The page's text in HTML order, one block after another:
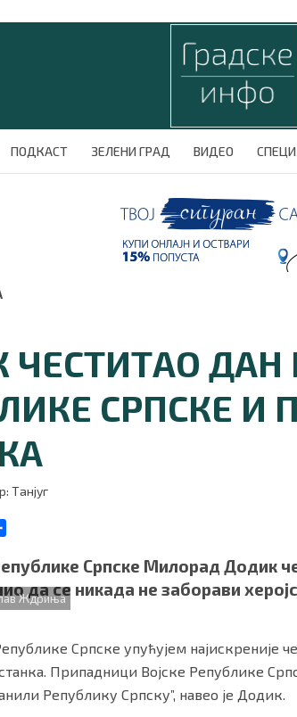
ПОДКАСТ ЗЕЛЕНИ ГРАД ВИДЕО
ЧЕСТИТАО ДАН
СРПСКЕ И
Танјуг
a
e
Српске Милорад Додик
да се никада не заборави
Ждриња
Српске упућујем најискреније
Припадници Војске Републике
Републику Српску”, навео је Додик.
приватности О нама